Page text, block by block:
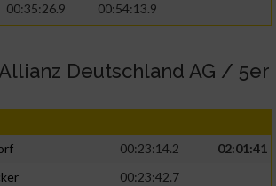
00:35:26.9 00:54:13.9
Deutschland AG / 5er
00:23:14.2
02:01:41
00:23:42.7